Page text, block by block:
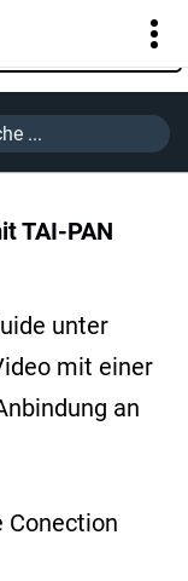
TAI-PAN
unter
mit einer
an
Conection